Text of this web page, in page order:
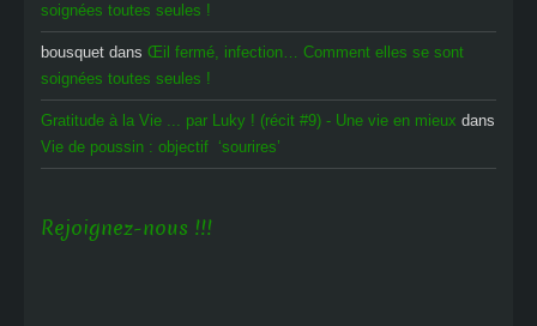
soignées toutes seules !
bousquet dans Œil fermé, infection… Comment elles se sont
soignées toutes seules !
Gratitude à la Vie ... par Luky ! (récit #9) - Une vie en mieux dans
Vie de poussin : objectif ‘sourires’
Rejoignez-nous !!!